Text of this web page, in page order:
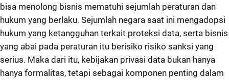
bisa menolong bisnis mematuhi sejumlah peraturan dan
hukum yang berlaku. Sejumlah negara saat ini mengadopsi
hukum yang ketangguhan terkait proteksi data, serta bisnis
yang abai pada peraturan itu berisiko risiko sanksi yang
serius. Maka dari itu, kebijakan privasi data bukan hanya
hanya formalitas, tetapi sebagai komponen penting dalam